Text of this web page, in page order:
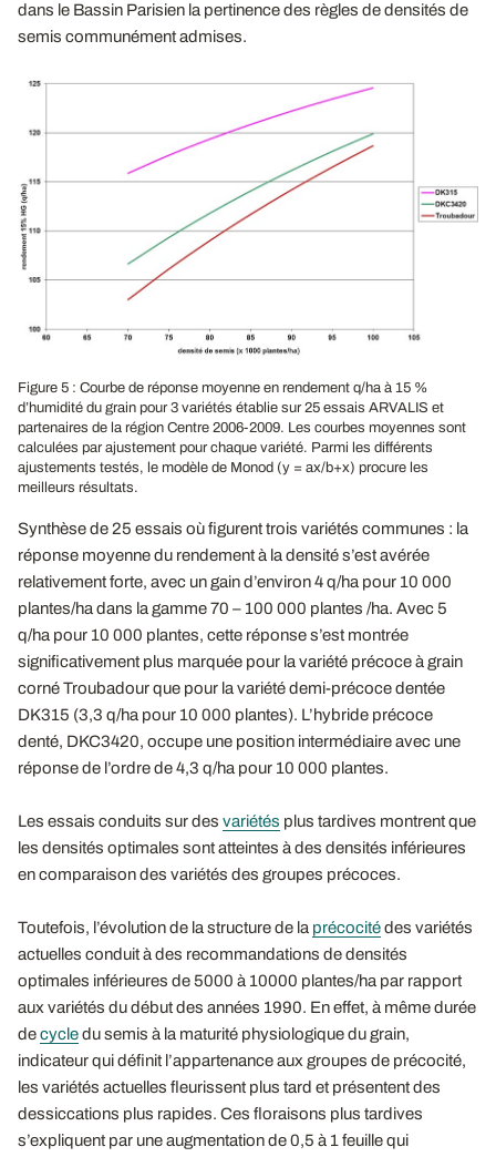
dans le Bassin Parisien la pertinence des règles de densités de
semis communément admises.
Figure 5 : Courbe de réponse moyenne en rendement q/ha à 15 %
d’humidité du grain pour 3 variétés établie sur 25 essais ARVALIS et
partenaires de la région Centre 2006-2009. Les courbes moyennes sont
calculées par ajustement pour chaque variété. Parmi les différents
ajustements testés, le modèle de Monod (y = ax/b+x) procure les
meilleurs résultats.
Synthèse de 25 essais où figurent trois variétés communes : la
réponse moyenne du rendement à la densité s’est avérée
relativement forte, avec un gain d’environ 4 q/ha pour 10 000
plantes/ha dans la gamme 70 – 100 000 plantes /ha. Avec 5
q/ha pour 10 000 plantes, cette réponse s’est montrée
significativement plus marquée pour la variété précoce à grain
corné Troubadour que pour la variété demi-précoce dentée
DK315 (3,3 q/ha pour 10 000 plantes). L’hybride précoce
denté, DKC3420, occupe une position intermédiaire avec une
réponse de l’ordre de 4,3 q/ha pour 10 000 plantes.
Les essais conduits sur des variétés plus tardives montrent que
les densités optimales sont atteintes à des densités inférieures
en comparaison des variétés des groupes précoces.
Toutefois, l’évolution de la structure de la précocitédes variétés
actuelles conduit à des recommandations de densités
optimales inférieures de 5000 à 10000 plantes/ha par rapport
aux variétés du début des années 1990. En effet, à même durée
decycledu semis à la maturité physiologique du grain,
indicateur qui définit l’appartenance aux groupes de précocité,
les variétés actuelles fleurissent plus tard et présentent des
dessiccations plus rapides. Ces floraisons plus tardives
s’expliquent par une augmentation de 0,5 à 1 feuille qui